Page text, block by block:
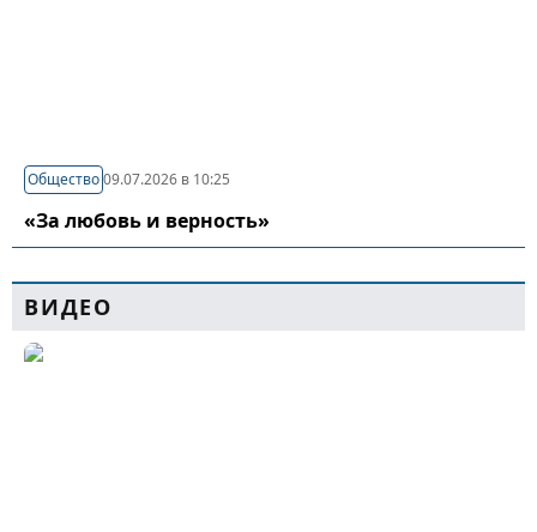
Общество09.07.2026 в 10:25
«За любовь и верность»
ВИДЕО